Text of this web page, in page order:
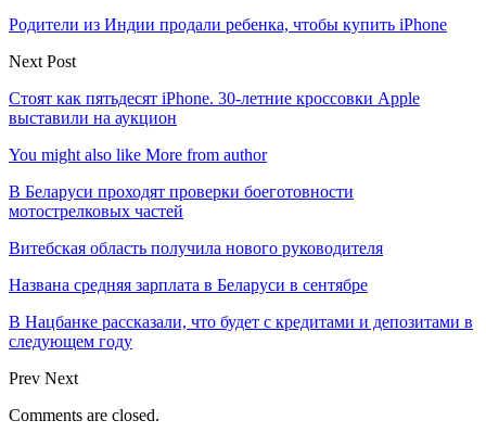
Родители из Индии продали ребенка, чтобы купить iPhone
Next Post
Стоят как пятьдесят iPhone. 30-летние кроссовки Apple
выставили на аукцион
You might also like More from author
В Беларуси проходят проверки боеготовности
мотострелковых частей
Витебская область получила нового руководителя
Названа средняя зарплата в Беларуси в сентябре
В Нацбанке рассказали, что будет с кредитами и депозитами в
следующем году
Prev Next
Comments are closed.